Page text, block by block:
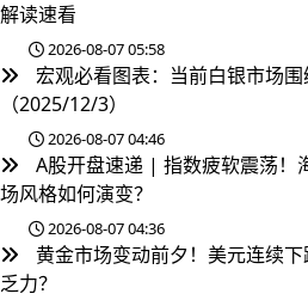
解读速看
2026-08-07 05:58
宏观必看图表：当前白银市场
（2025/12/3）
2026-08-07 04:46
A股开盘速递 | 指数疲软震荡！
场风格如何演变？
2026-08-07 04:36
黄金市场变动前夕！美元连续
乏力？